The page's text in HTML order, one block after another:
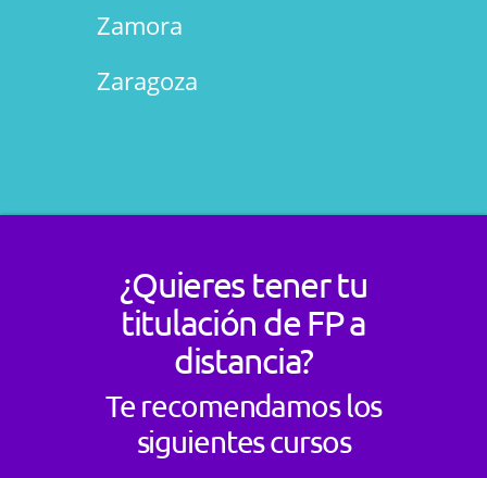
Zamora
Zaragoza
¿Quieres tener tu
titulación de FP a
distancia?
Te recomendamos los
siguientes cursos